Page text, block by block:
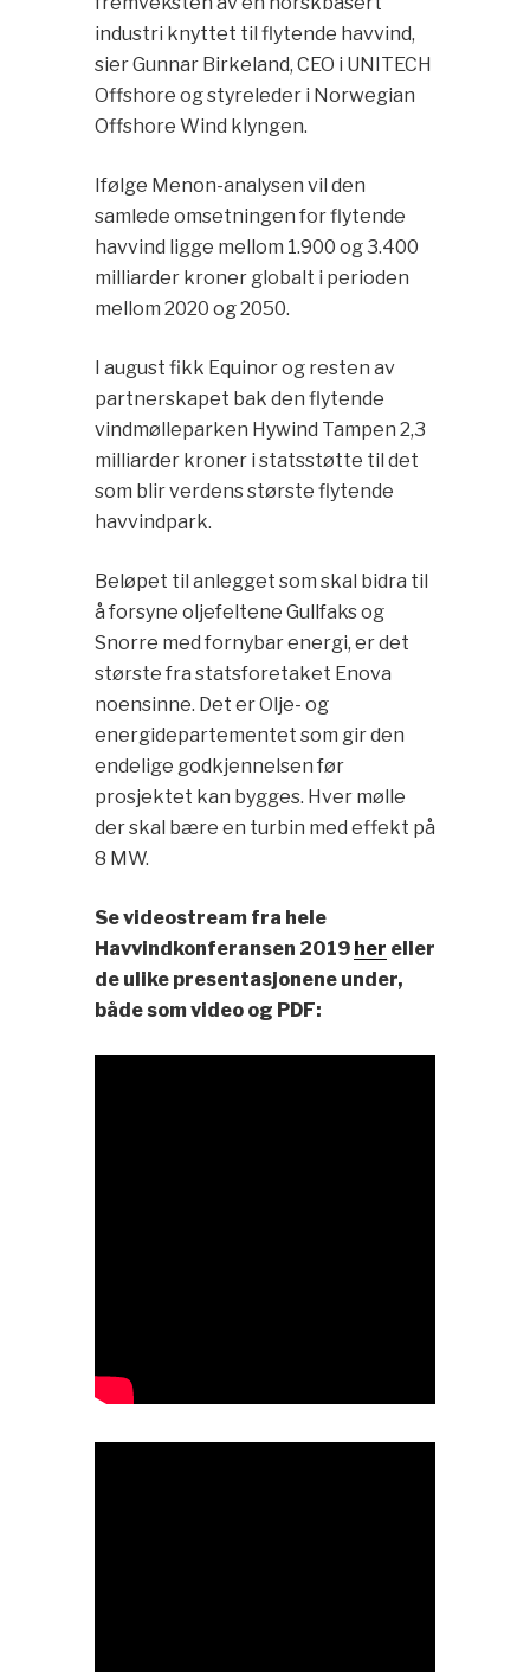
industri knyttet til flytende havvind,
sier Gunnar Birkeland, CEO i UNITECH
Offshore og styreleder i Norwegian
Offshore Wind klyngen.
Ifølge Menon-analysen vil den
samlede omsetningen for flytende
havvind ligge mellom 1.900 og 3.400
milliarder kroner globalt i perioden
mellom 2020 og 2050.
I august fikk Equinor og resten av
partnerskapet bak den flytende
vindmølleparken Hywind Tampen 2,3
milliarder kroner i statsstøtte til det
som blir verdens største flytende
havvindpark.
Beløpet til anlegget som skal bidra til
å forsyne oljefeltene Gullfaks og
Snorre med fornybar energi, er det
største fra statsforetaket Enova
noensinne. Det er Olje- og
energidepartementet som gir den
endelige godkjennelsen før
prosjektet kan bygges. Hver mølle
der skal bære en turbin med effekt på
8 MW.
Se videostream fra hele
Havvindkonferansen 2019 her eller
de ulike presentasjonene under,
både som video og PDF: